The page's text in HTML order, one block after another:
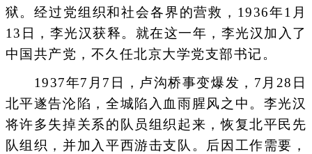
狱。经过党组织和社会各界的营救，1936年1月
13日，李光汉获释。就在这一年，李光汉加入了
中国共产党，不久任北京大学党支部书记。
1937年7月7日，卢沟桥事变爆发，7月28日
北平遂告沦陷，全城陷入血雨腥风之中。李光汉
将许多失掉关系的队员组织起来，恢复北平民先
队组织，并加入平西游击支队。后因工作需要，